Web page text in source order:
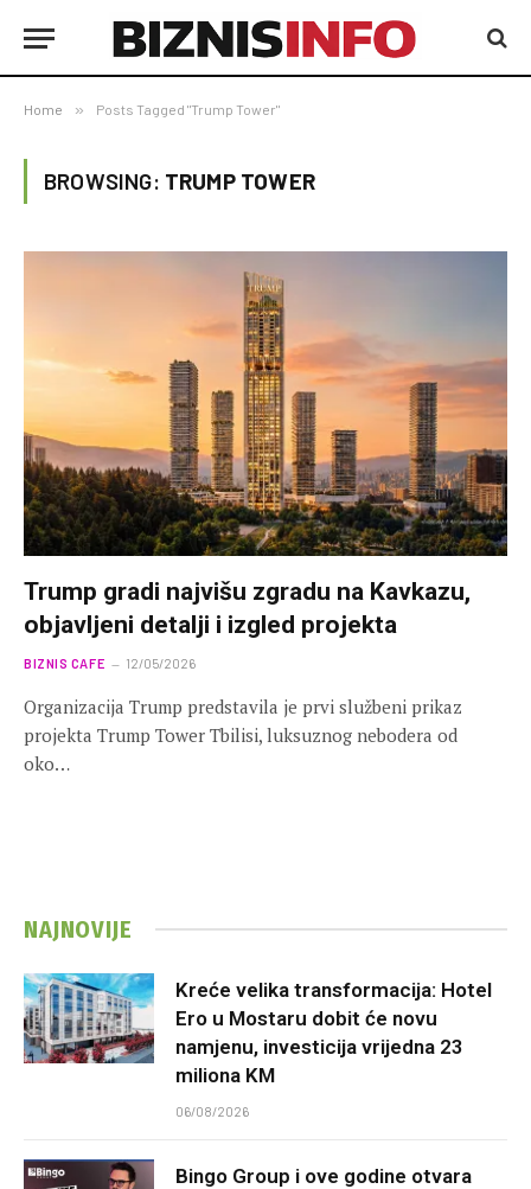
Home » Posts Tagged "Trump Tower"
BROWSING: TRUMP TOWER
Trump gradi najvišu zgradu na Kavkazu,
objavljeni detalji i izgled projekta
BIZNIS CAFE 12/05/2026
Organizacija Trump predstavila je prvi službeni prikaz
projekta Trump Tower Tbilisi, luksuznog nebodera od
oko…
NAJNOVIJE
Kreće velika transformacija: Hotel
Ero u Mostaru dobit će novu
namjenu, investicija vrijedna 23
miliona KM
06/08/2026
Bingo Group i ove godine otvara